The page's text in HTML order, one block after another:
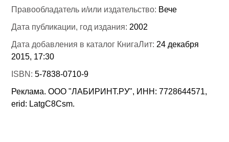
Правообладатель и/или издательство: Вече
Дата публикации, год издания: 2002
Дата добавления в каталог КнигаЛит: 24 декабря
2015, 17:30
ISBN:5-7838-0710-9
Реклама. ООО "ЛАБИРИНТ.РУ", ИНН: 7728644571,
erid: LatgC8Csm.